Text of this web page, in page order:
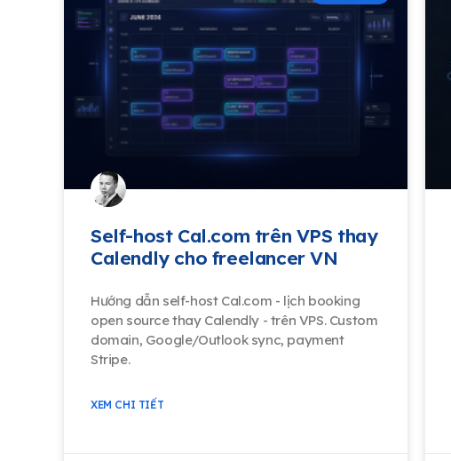
Self-host Cal.com trên VPS thay
Calendly cho freelancer VN
Hướng dẫn self-host Cal.com - lịch booking
open source thay Calendly - trên VPS. Custom
domain, Google/Outlook sync, payment
Stripe.
XEM CHI TIẾT